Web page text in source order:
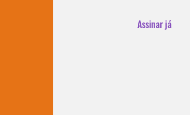
Assinar já